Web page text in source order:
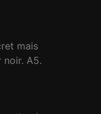
mais
noir. A5.